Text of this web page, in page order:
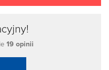
19 opinii